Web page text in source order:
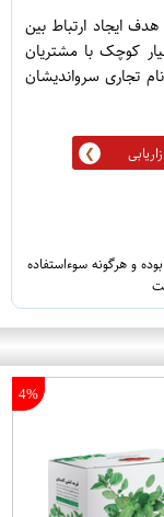
ایجاد ارتباط بین
کوچک با مشتریان
تجاری سرواندیشان
و هرگونه سوءاستفاده
4%